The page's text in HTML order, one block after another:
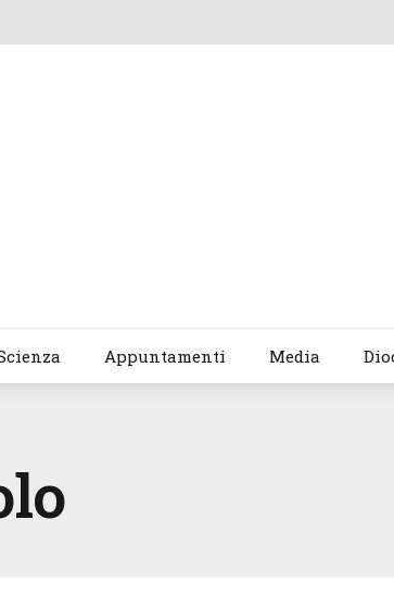
Appuntamenti Media